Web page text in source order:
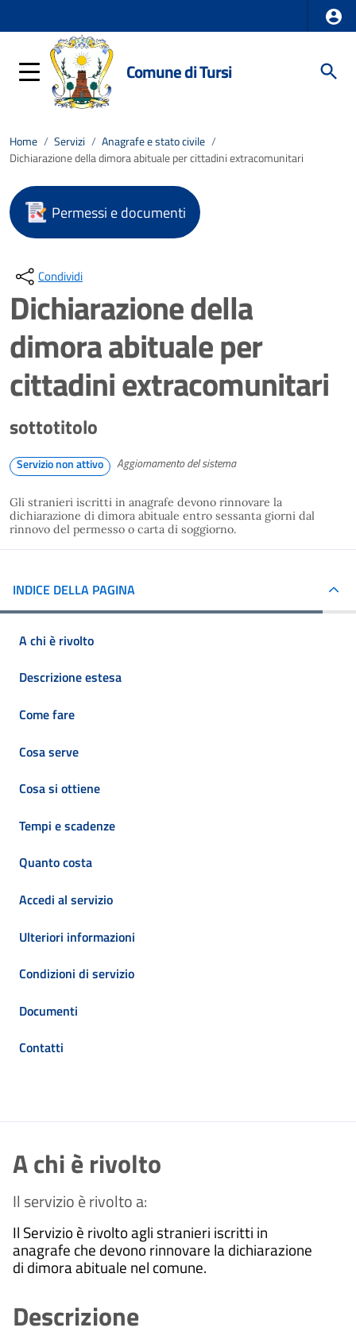
Comune di Tursi
Home / Servizi / Anagrafe e stato civile /
Dichiarazione della dimora abituale per cittadini extracomunitari
Permessi e documenti
Condividi
Dichiarazione della
dimora abituale per
cittadini extracomunitari
sottotitolo
Servizio non attivo Aggiornamento del sistema
Gli stranieri iscritti in anagrafe devono rinnovare la
dichiarazione di dimora abituale entro sessanta giorni dal
rinnovo del permesso o carta di soggiorno.
INDICE DELLA PAGINA
A chi è rivolto
Descrizione estesa
Come fare
Cosa serve
Cosa si ottiene
Tempi e scadenze
Quanto costa
Accedi al servizio
Ulteriori informazioni
Condizioni di servizio
Documenti
Contatti
A chi è rivolto
Il servizio è rivolto a:
Il Servizio è rivolto agli stranieri iscritti in
anagrafe che devono rinnovare la dichiarazione
di dimora abituale nel comune.
Descrizione